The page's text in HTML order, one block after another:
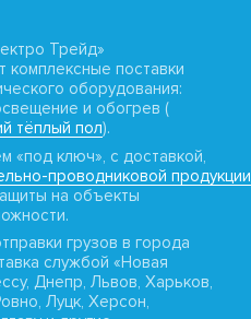
Трейд»
комплексные поставки
оборудования:
и обогрев (
тёплый пол).
«под ключ», с доставкой,
проводниковой продукции
на объекты
грузов в города
службой «Новая
Днепр, Львов, Харьков,
Луцк, Херсон,